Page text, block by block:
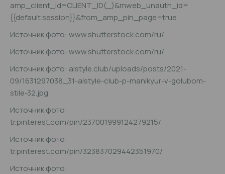
amp_client_id=CLIENT_ID(_)&mweb_unauth_id=
{{default.session}}&from_amp_pin_page=true
Источник фото: www.shutterstock.com/ru/
Источник фото: www.shutterstock.com/ru/
Источник фото: alstyle.club/uploads/posts/2021-
09/1631297038_31-alstyle-club-p-manikyur-v-golubom-
stile-32.jpg
Источник фото:
tr.pinterest.com/pin/237001999124279215/
Источник фото:
tr.pinterest.com/pin/323837029442351970/
Источник фото: